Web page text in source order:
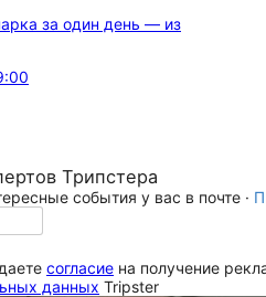
за один день — из
Трипстера
события у вас в почте ·
согласие на получение
данных Tripster